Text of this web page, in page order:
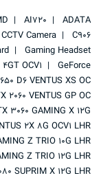
ADATA
AI720
C906
CCTV Camera
Gaming Headset
GeForce
OCV1
D6 VENTUS XS OC
2060 VENTUS GP OC
3060 GAMING X 12G
2X 8G OCV1 LHR
Z TRIO 10G LHR
Z TRIO 12G LHR
SUPRIM X 12G LHR